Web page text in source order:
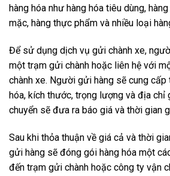
hàng hóa như hàng hóa tiêu dùng,
mặc, hàng thực phẩm và nhiều loại
Để sử dụng dịch vụ gửi chành xe,
một trạm gửi chành hoặc liên hệ với
chành xe. Người gửi hàng sẽ cung
hóa, kích thước, trọng lượng và địa chỉ
chuyển sẽ đưa ra báo giá và thời gian
Sau khi thỏa thuận về giá cả và thời
gửi hàng sẽ đóng gói hàng hóa một
đến trạm gửi chành hoặc công ty vận